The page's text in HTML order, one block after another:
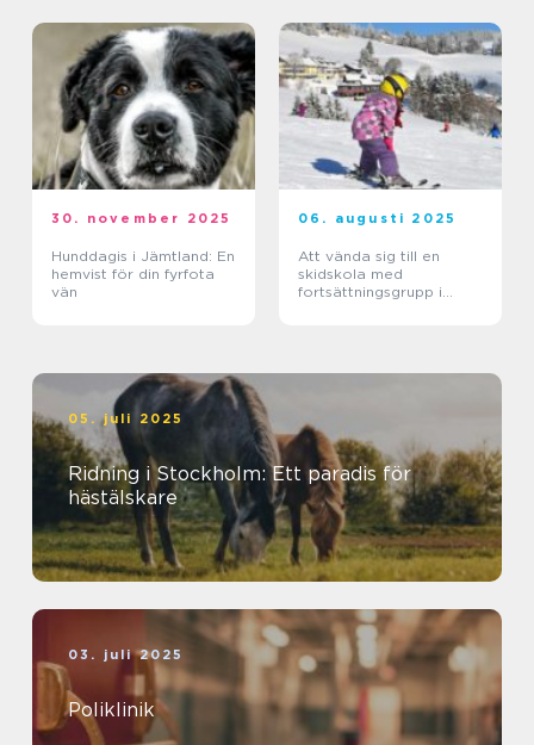
30. november 2025
Hunddagis i Jämtland: En
hemvist för din fyrfota
vän
06. augusti 2025
Att vända sig till en
skidskola med
fortsättningsgrupp i
05. juli 2025
Ridning i Stockholm: Ett paradis för
hästälskare
03. juli 2025
Poliklinik